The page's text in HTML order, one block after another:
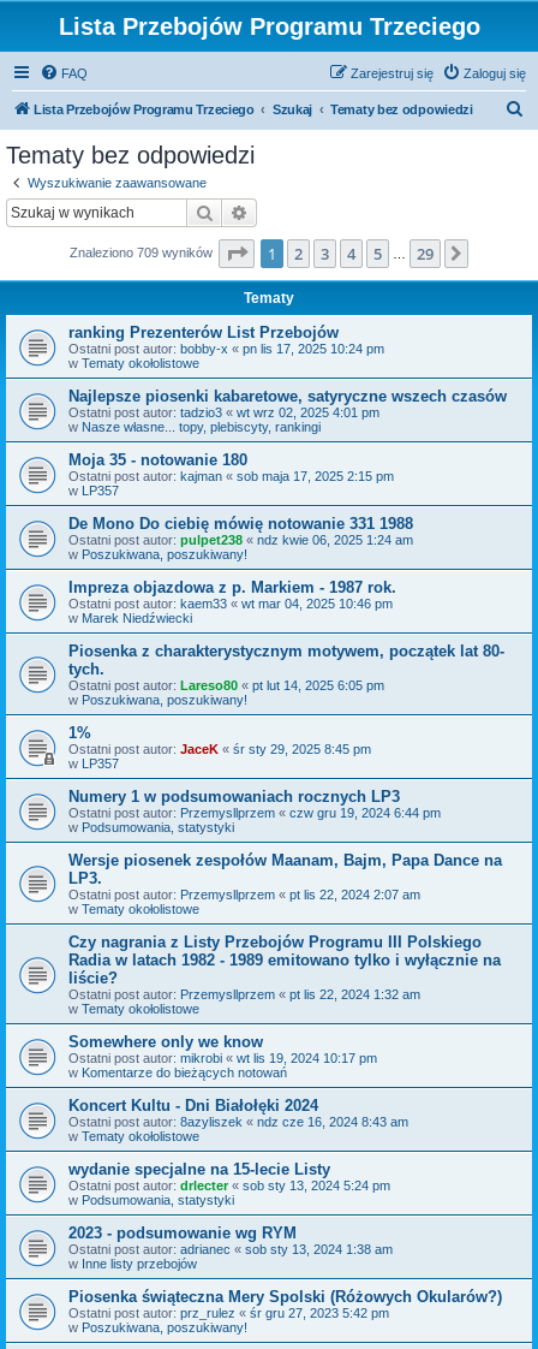
Lista Przebojów Programu Trzeciego
FAQ Zaloguj się
Zarejestruj się
Lista Przebojów Programu Trzeciego Szukaj Tematy bez odpowiedzi
Tematy bez odpowiedzi
Wyszukiwanie zaawansowane
Szukaj
Znaleziono 709 wyników Strona z29
1 2 3 4 5 29
Tematy
ranking Prezenterów List Przebojów
Ostatni post autor: bobby-x « pn lis 17, 2025 10:24 pm
w Tematy okołolistowe
Najlepsze piosenki kabaretowe, satyryczne wszech czasów
Ostatni post autor: tadzio3 « wt wrz 02, 2025 4:01 pm
w Nasze własne... topy, plebiscyty, rankingi
Moja 35 - notowanie 180
Ostatni post autor: kajman « sob maja 17, 2025 2:15 pm
w LP357
De Mono Do ciebię mówię notowanie 331 1988
Ostatni post autor: pulpet238 « ndz kwie 06, 2025 1:24 am
w Poszukiwana, poszukiwany!
Impreza objazdowa z p. Markiem - 1987 rok.
Ostatni post autor: kaem33 « wt mar 04, 2025 10:46 pm
w Marek Niedźwiecki
Piosenka z charakterystycznym motywem, początek lat 80-
tych.
Ostatni post autor: Lareso80 « pt lut 14, 2025 6:05 pm
w Poszukiwana, poszukiwany!
1%
Ostatni post autor: JaceK « śr sty 29, 2025 8:45 pm
w LP357
Numery 1 w podsumowaniach rocznych LP3
Ostatni post autor: Przemysllprzem « czw gru 19, 2024 6:44 pm
w Podsumowania, statystyki
Wersje piosenek zespołów Maanam, Bajm, Papa Dance na
LP3.
Ostatni post autor: Przemysllprzem « pt lis 22, 2024 2:07 am
w Tematy okołolistowe
Czy nagrania z Listy Przebojów Programu III Polskiego
Radia w latach 1982 - 1989 emitowano tylko i wyłącznie na
liście?
Ostatni post autor: Przemysllprzem « pt lis 22, 2024 1:32 am
w Tematy okołolistowe
Somewhere only we know
Ostatni post autor: mikrobi « wt lis 19, 2024 10:17 pm
w Komentarze do bieżących notowań
Koncert Kultu - Dni Białołęki 2024
Ostatni post autor: 8azyliszek « ndz cze 16, 2024 8:43 am
w Tematy okołolistowe
wydanie specjalne na 15-lecie Listy
Ostatni post autor: drlecter« sob sty 13, 2024 5:24 pm
w Podsumowania, statystyki
2023 - podsumowanie wg RYM
Ostatni post autor: adrianec « sob sty 13, 2024 1:38 am
w Inne listy przebojów
Piosenka świąteczna Mery Spolski (Różowych Okularów?)
Ostatni post autor: prz_rulez « śr gru 27, 2023 5:42 pm
w Poszukiwana, poszukiwany!